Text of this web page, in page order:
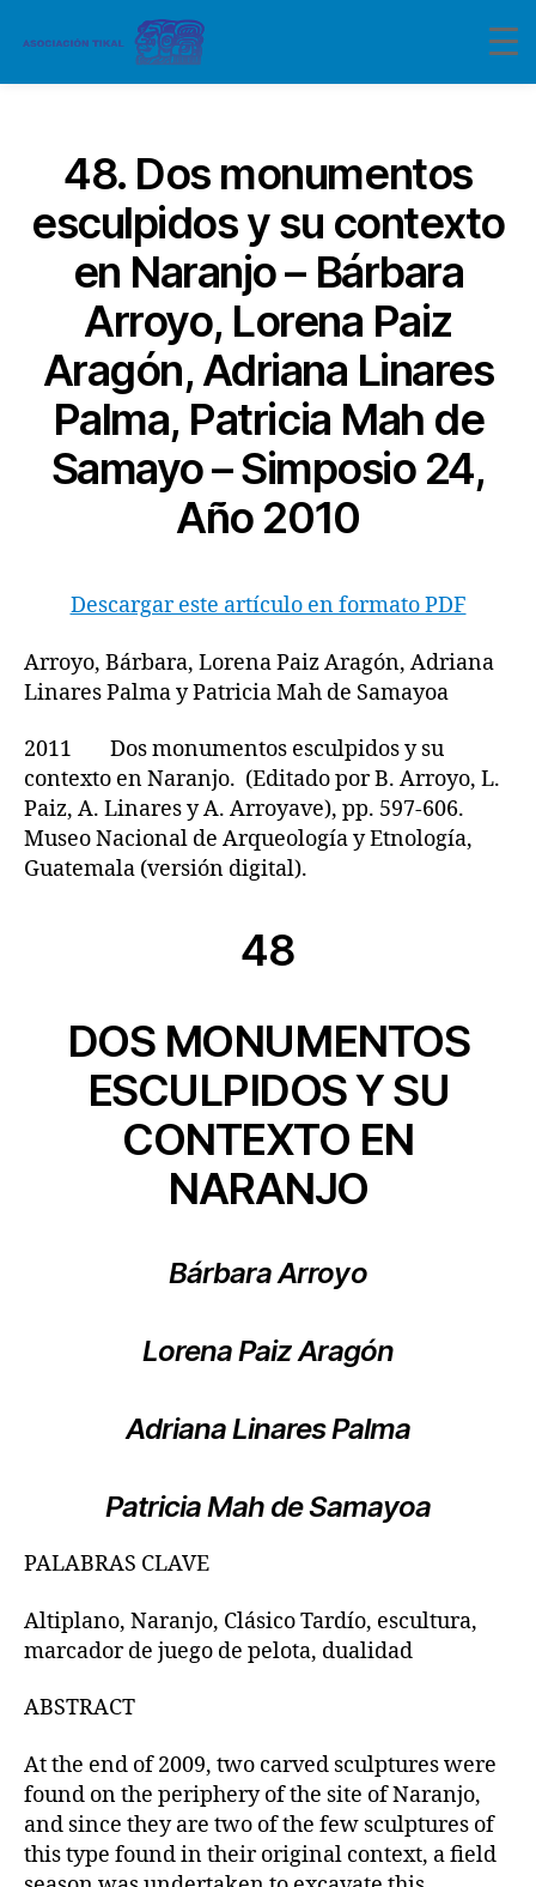
48. Dos monumentos
esculpidos y su contexto
en Naranjo – Bárbara
Arroyo, Lorena Paiz
Aragón, Adriana Linares
Palma, Patricia Mah de
Samayo – Simposio 24,
Año 2010
Descargar este artículo en formato PDF
Arroyo, Bárbara, Lorena Paiz Aragón, Adriana
Linares Palma y Patricia Mah de Samayoa
2011 Dos monumentos esculpidos y su
contexto en Naranjo. (Editado por B. Arroyo, L.
Paiz, A. Linares y A. Arroyave), pp. 597-606.
Museo Nacional de Arqueología y Etnología,
Guatemala (versión digital).
48
DOS MONUMENTOS
ESCULPIDOS Y SU
CONTEXTO EN
NARANJO
Bárbara Arroyo
Lorena Paiz Aragón
Adriana Linares Palma
Patricia Mah de Samayoa
PALABRAS CLAVE
Altiplano, Naranjo, Clásico Tardío, escultura,
marcador de juego de pelota, dualidad
ABSTRACT
At the end of 2009, two carved sculptures were
found on the periphery of the site of Naranjo,
and since they are two of the few sculptures of
this type found in their original context, a field